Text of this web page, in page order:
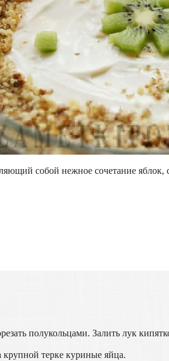
собой нежное сочетание
полукольцами. Залить лук
крупной терке куриные яйца.